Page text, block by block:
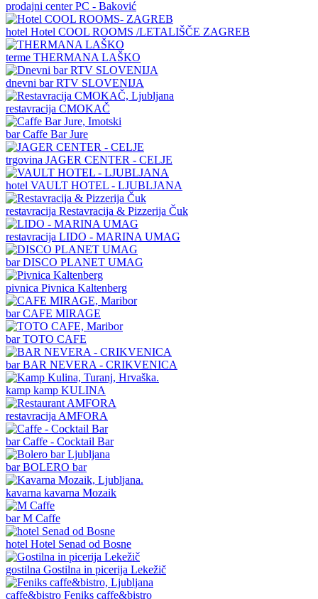
prodajni centerPC - Baković
hotel Hotel COOL ROOMS /LETALIŠČE ZAGREB
terme THERMANA LAŠKO
dnevni barRTV SLOVENIJA
restavracija CMOKAČ
barCaffe Bar Jure
trgovina JAGER CENTER - CELJE
hotel VAULT HOTEL - LJUBLJANA
restavracija Restavracija & Pizzerija Čuk
restavracija LIDO - MARINA UMAG
barDISCO PLANET UMAG
pivnica Pivnica Kaltenberg
barCAFE MIRAGE
barTOTO CAFE
barBAR NEVERA - CRIKVENICA
kamp kamp KULINA
restavracija AMFORA
barCaffe - Cocktail Bar
barBOLERO bar
kavarna kavarna Mozaik
barM Caffe
hotel Hotel Senad od Bosne
gostilna Gostilna in picerija Lekežič
caffe&bistro Feniks caffe&bistro